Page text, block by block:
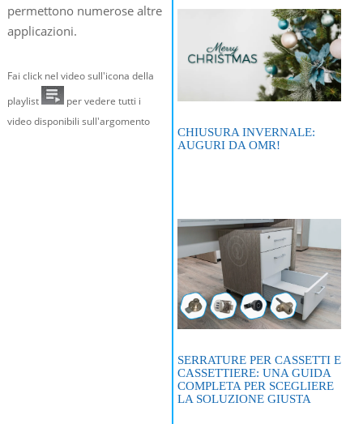
permettono numerose altre
applicazioni.
Fai click nel video sull'icona della
playlist
per vedere tutti i
video disponibili sull'argomento
CHIUSURA INVERNALE:
AUGURI DA OMR!
SERRATURE PER CASSETTI E
CASSETTIERE: UNA GUIDA
COMPLETA PER SCEGLIERE
LA SOLUZIONE GIUSTA